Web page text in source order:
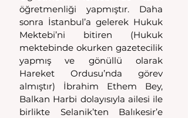
öğretmenliği yapmıştır. Daha
sonra İstanbul’a gelerek Hukuk
Mektebi’ni bitiren (Hukuk
mektebinde okurken gazetecilik
yapmış ve gönüllü olarak
Hareket Ordusu’nda görev
almıştır) İbrahim Ethem Bey,
Balkan Harbi dolayısıyla ailesi ile
birlikte Selanik’ten Balıkesir’e